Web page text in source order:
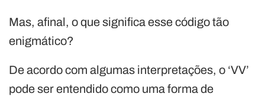
Mas, afinal, o que significa esse código tão
enigmático?
De acordo com algumas interpretações, o ‘VV’
pode ser entendido como uma forma de